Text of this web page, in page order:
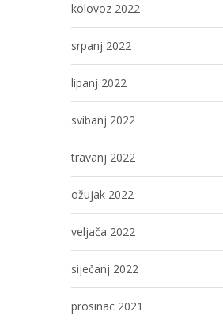
kolovoz 2022
srpanj 2022
lipanj 2022
svibanj 2022
travanj 2022
ožujak 2022
veljača 2022
siječanj 2022
prosinac 2021